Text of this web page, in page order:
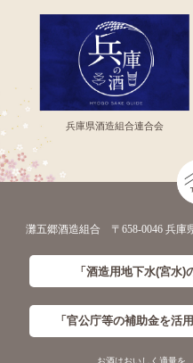
兵庫県酒造組合連合会
灘五郷酒造組合 〒658-0046 兵庫
「酒造用地下水(宮水)
「官公庁等の補助金を活
お酒はおいしく適量を